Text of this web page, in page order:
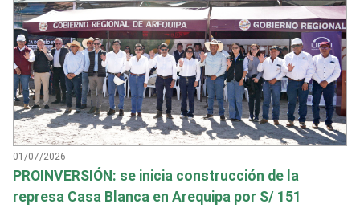
01/07/2026
PROINVERSIÓN: se inicia construcción de la
represa Casa Blanca en Arequipa por S/ 151